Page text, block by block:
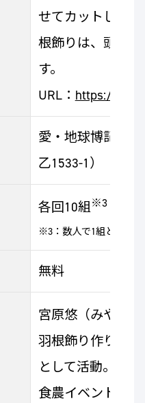
せてカットした
根飾りは、頭や
す。
URL： https://
愛・地球博記念
乙1533-1）
各回10組※3
※3：数人で1組として
無料
宮原悠（みやは
羽根飾り作りの
として活動。ま
食農イベントも